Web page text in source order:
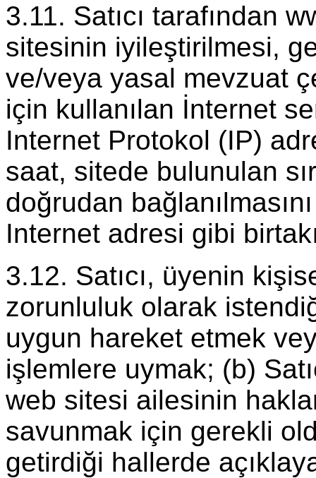
3.11. Satıcı tarafından
sitesinin iyileştirilmesi,
ve/veya yasal mevzuat
için kullanılan İnternet
Internet Protokol (IP)
saat, sitede bulunulan
doğrudan
Internet adresi gibi
3.12. Satıcı, üyenin
zorunluluk olarak
uygun hareket etmek
işlemlere uymak; (b)
web sitesi ailesinin
savunmak için gerekli
getirdiği hallerde